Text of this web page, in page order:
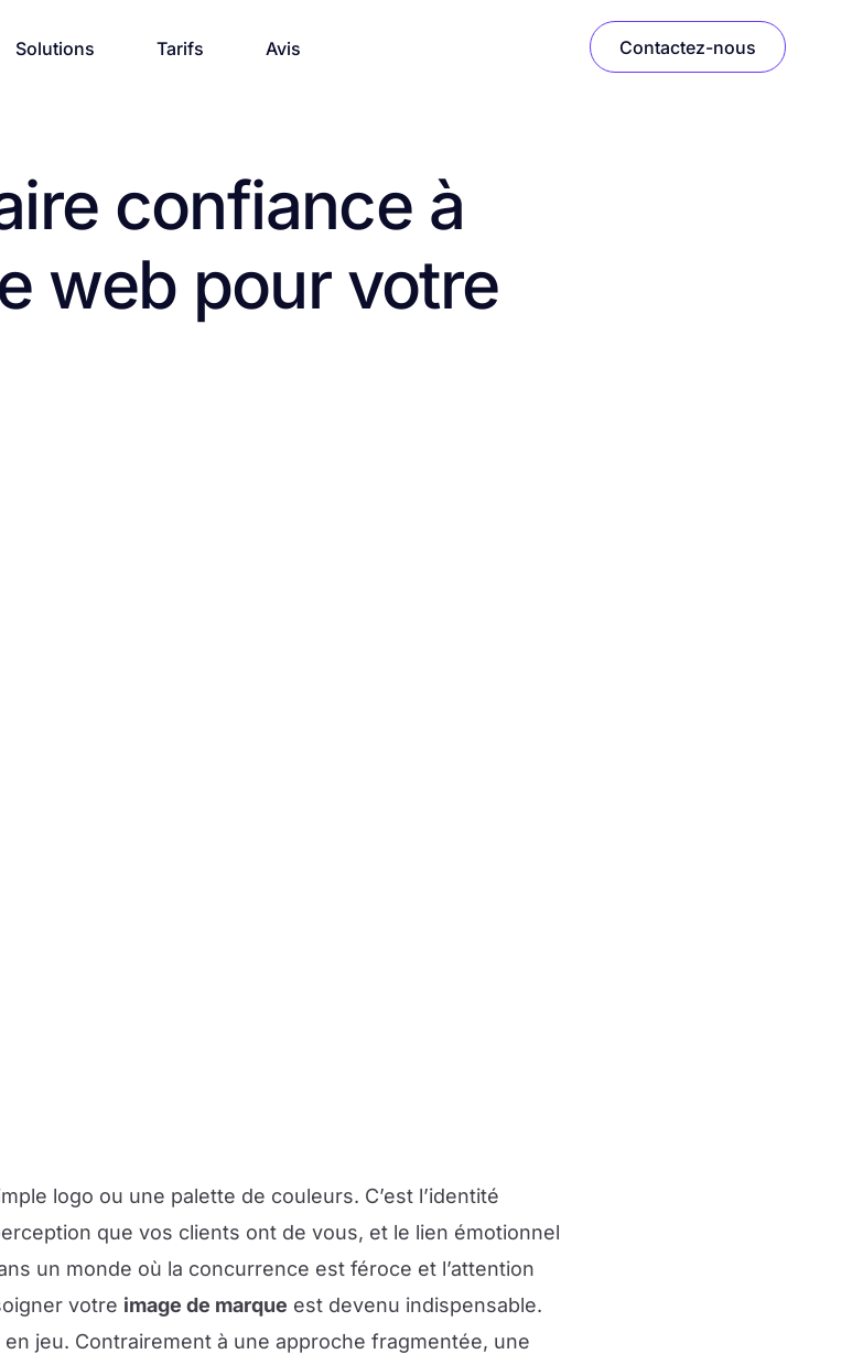
Solutions Tarifs Avis Contactez-nous
confiance à
web pour votre
logo ou une palette de couleurs. C’est l’identité
que vos clients ont de vous, et le lien émotionnel
un monde où la concurrence est féroce et l’attention
votre image de marque est devenu indispensable.
en jeu. Contrairement à une approche fragmentée, une